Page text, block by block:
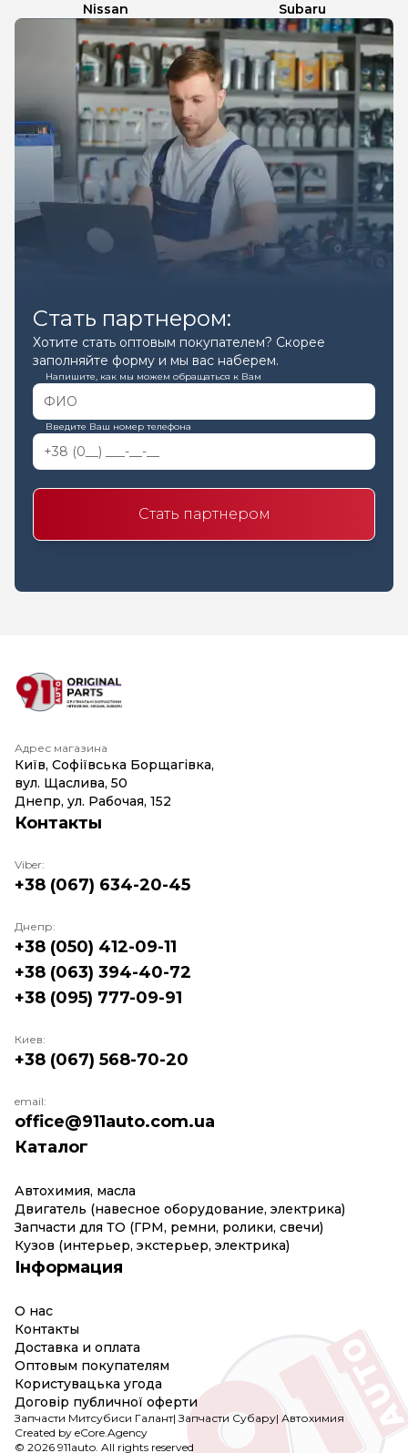
Nissan Subaru
Стать партнером:
Хотите стать оптовым покупателем? Скорее
заполняйте форму и мы вас наберем.
Напишите, как мы можем обращаться к Вам
Введите Ваш номер телефона
Стать партнером
Адрес магазина
Київ, Софіївська Борщагівка,
вул. Щаслива, 50
Днепр, ул. Рабочая, 152
Каталог
Автохимия, масла
Двигатель (навесное оборудование, электрика)
Запчасти для ТО (ГРМ, ремни, ролики, свечи)
Кузов (интерьер, экстерьер, электрика)
Інформация
О нас
Контакты
Доставка и оплата
Оптовым покупателям
Користувацька угода
Договір публичної оферти
Контакты
Viber:
+38 (067) 634-20-45
Днепр:
+38 (050) 412-09-11
+38 (063) 394-40-72
+38 (095) 777-09-91
Киев:
+38 (067) 568-70-20
email:
office@911auto.com.ua
Created by eCore.Agency
Запчасти Митсубиси Галант|Запчасти Субару| Автохимия
© 2026 911auto. All rights reserved